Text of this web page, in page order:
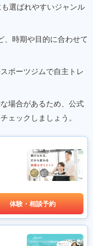
も選ばれやすいジャンル
、時期や目的に合わせて
ポーツジムで自主トレ
場合があるため、公式
ェックしましょう。
体験・相談予約